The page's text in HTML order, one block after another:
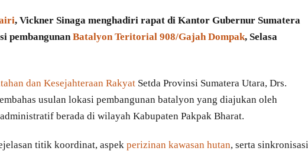
, Vickner Sinaga menghadiri rapat di Kantor Gubernur Sumatera
pembangunanBatalyon Teritorial 908/Gajah Dompak, Selasa
dan Kesejahteraan Rakyat Setda Provinsi Sumatera Utara, Drs.
usulan lokasi pembangunan batalyon yang diajukan oleh
berada di wilayah Kabupaten Pakpak Bharat.
titik koordinat, aspek perizinan kawasan hutan, serta sinkronisasi